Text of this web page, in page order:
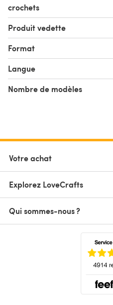
crochets
Produit vedette
Format
Langue
Nombre de modèles
Votre achat
Explorez LoveCrafts
Qui sommes-nous ?